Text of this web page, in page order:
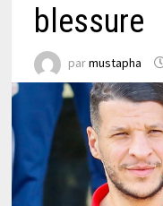
blessure
parmustapha